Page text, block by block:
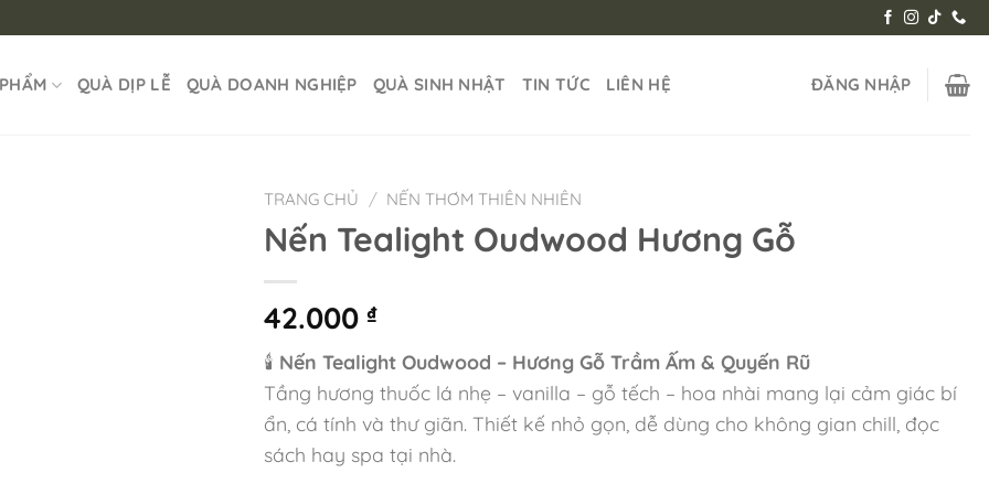
QUÀ DỊP LỄ QUÀ DOANH NGHIỆP QUÀ SINH NHẬT TIN TỨC LIÊN HỆ ĐĂNG NHẬP
TRANG CHỦ / NẾN THƠM THIÊN NHIÊN
Nến Tealight Oudwood Hương Gỗ
42.000 ₫
🕯 Nến Tealight Oudwood – Hương Gỗ Trầm Ấm & Quyến Rũ
Tầng hương thuốc lá nhẹ – vanilla – gỗ tếch – hoa nhài mang lại cảm giác bí
ẩn, cá tính và thư giãn. Thiết kế nhỏ gọn, dễ dùng cho không gian chill, đọc
sách hay spa tại nhà.